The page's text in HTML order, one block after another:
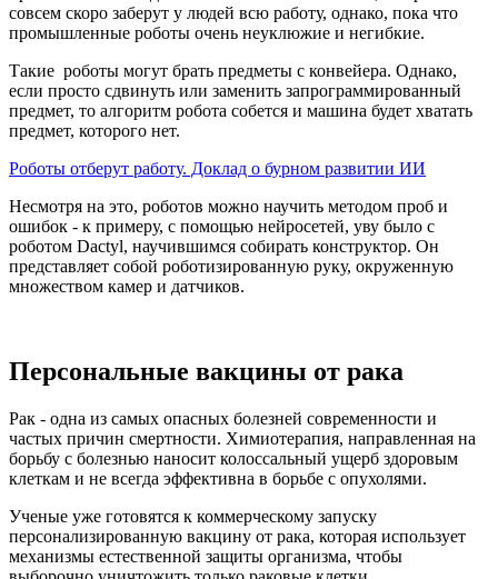
совсем скоро заберут у людей всю работу, однако, пока что
промышленные роботы очень неуклюжие и негибкие.
Такие роботы могут брать предметы с конвейера. Однако,
если просто сдвинуть или заменить запрограммированный
предмет, то алгоритм робота собется и машина будет хватать
предмет, которого нет.
Роботы отберут работу. Доклад о бурном развитии ИИ
Несмотря на это, роботов можно научить методом проб и
ошибок - к примеру, с помощью нейросетей, уву было с
роботом Dactyl, научившимся собирать конструктор. Он
представляет собой роботизированную руку, окруженную
множеством камер и датчиков.
Персональные вакцины от рака
Рак - одна из самых опасных болезней современности и
частых причин смертности. Химиотерапия, направленная на
борьбу с болезнью наносит колоссальный ущерб здоровым
клеткам и не всегда эффективна в борьбе с опухолями.
Ученые уже готовятся к коммерческому запуску
персонализированную вакцину от рака, которая использует
механизмы естественной защиты организма, чтобы